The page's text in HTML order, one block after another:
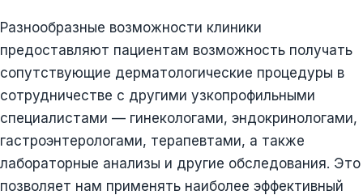
Разнообразные возможности клиники
предоставляют пациентам возможность получать
сопутствующие дерматологические процедуры в
сотрудничестве с другими узкопрофильными
специалистами — гинекологами, эндокринологами,
гастроэнтерологами, терапевтами, а также
лабораторные анализы и другие обследования. Это
позволяет нам применять наиболее эффективный